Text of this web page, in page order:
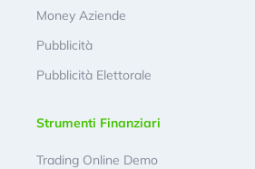
Money Aziende
Pubblicità
Pubblicità Elettorale
Strumenti Finanziari
Trading Online Demo